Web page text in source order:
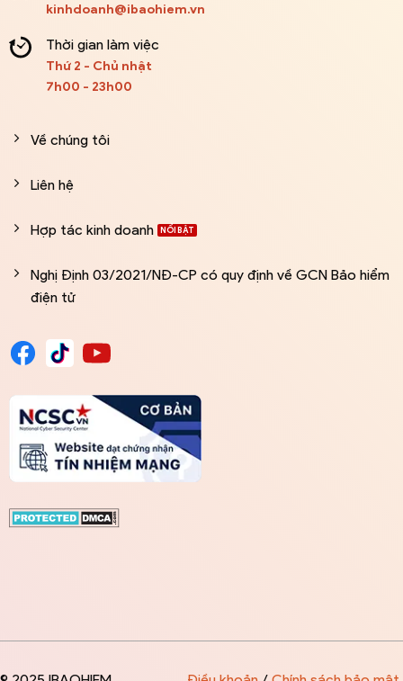
kinhdoanh@ibaohiem.vn
Thời gian làm việc
Thứ 2 - Chủ nhật
7h00 - 23h00
Về chúng tôi
Liên hệ
Hợp tác kinh doanh
Nghị Định 03/2021/NĐ-CP có quy định về GCN Bảo hiểm
điện tử